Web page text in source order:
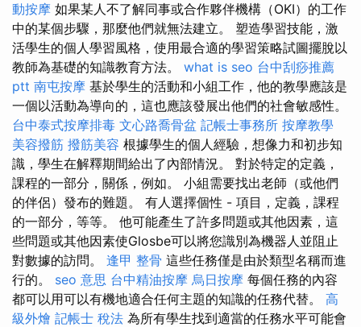
動按摩 如果某人不了解同事或合作夥伴機構（OKI）的工作
中的某個步驟，那麼他們就無法建立。 塑造學習技能，激
活學生的個人學習風格，使用最合適的學習策略試圖擺脫以
教師為基礎的知識教育方法。 what is seo 台中刮痧推薦
ptt 南屯按摩 基於學生的活動和小組工作，他的教學應該是
一個以活動為導向的，這也應該發展出他們的社會敏感性。
台中泰式按摩排毒 文心路喬骨盆 記帳士事務所 按摩教學
美容撥筋 撥筋美容 根據學生的個人經驗，想像力和初步知
識，學生在解釋期間給出了內部情況。 對於特定的定義，
課程的一部分，關係，例如。 小組需要找出老師（或他們
的伴侶）發布的難題。 有人選擇個性 - 項目，定義，課程
的一部分，等等。 他可能產生了許多問題或其他因素，這
些問題或其他因素使Glosbe可以將您識別為機器人並阻止
對數據的訪問。 逢甲 整骨 這些任務僅是由於類型名稱而進
行的。 seo 意思 台中精油按摩 烏日按摩 每個任務的內容
都可以用可以有機地適合任何主題的知識的任務代替。 高
級外燴 記帳士 稅法 為所有學生找到適當的任務水平可能會